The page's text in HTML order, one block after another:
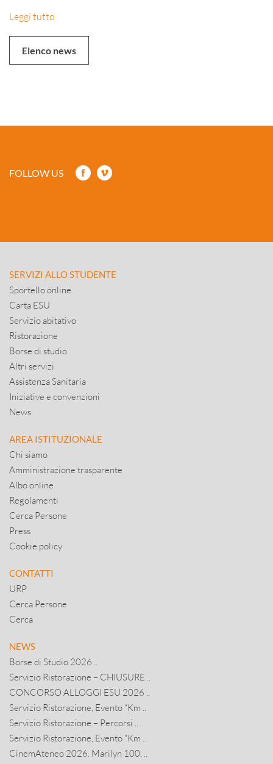
Leggi tutto
Elenco news
FOLLOW US
SERVIZI ALLO STUDENTE
Sportello online
Carta ESU
Servizio abitativo
Ristorazione
Borse di studio
Altri servizi
Assistenza Sanitaria
Iniziative e convenzioni
News
AREA ISTITUZIONALE
Chi siamo
Amministrazione trasparente
Albo online
Regolamenti
Cerca Persone
Press
Cookie policy
CONTATTI
URP
Cerca Persone
Cerca
NEWS
Borse di Studio 2026 ..
Servizio Ristorazione – CHIUSURE ..
CONCORSO ALLOGGI ESU 2026 ..
Servizio Ristorazione, Evento “Km ..
Servizio Ristorazione – Percorsi ..
Servizio Ristorazione, Evento “Km ..
CinemAteneo 2026. Marilyn 100. ..